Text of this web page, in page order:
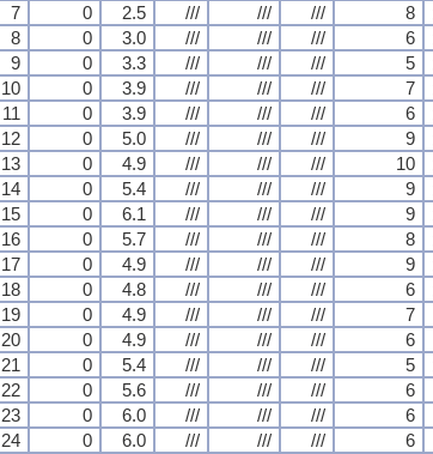
7
0 2.5 /// /// /// 8
8
0 3.0 /// /// /// 6
9
0 3.3 /// /// /// 5
10
0 3.9 /// /// /// 7
11
0 3.9 /// /// /// 6
12
0 5.0 /// /// /// 9
13
0 4.9 /// /// /// 10
14
0 5.4 /// /// /// 9
15
0 6.1 /// /// /// 9
16
0 5.7 /// /// /// 8
17
0 4.9 /// /// /// 9
18
0 4.8 /// /// /// 6
19
0 4.9 /// /// /// 7
20
0 4.9 /// /// /// 6
21
0 5.4 /// /// /// 5
22
0 5.6 /// /// /// 6
23
0 6.0 /// /// /// 6
24
0 6.0 /// /// /// 6